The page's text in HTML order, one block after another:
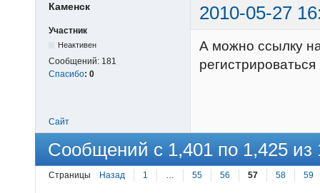
Каменск 2010-05-27
Участник
Неактивен
Сообщений: 181
Спасибо: 0
А можно ссылку
Сайт
Сообщений с 1,401 по 1,425 из
Страницы Назад 1 … 55 56 57 58 59